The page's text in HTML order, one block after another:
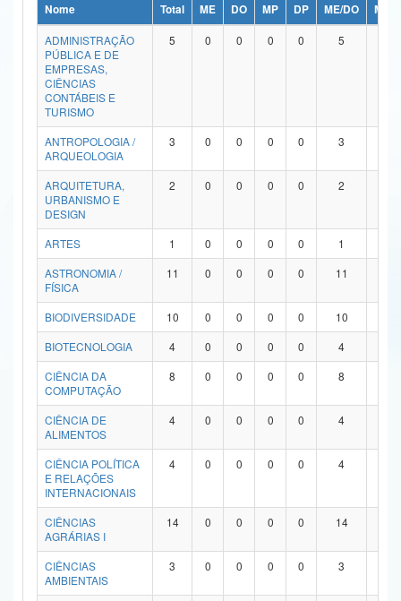
Ministério da Ciência, Tecnologia, Inovações e Comunicações
Ministério do Meio Ambiente
Ministério do Turismo
Ministério do Desenvolvimento Regional
Controladoria-Geral da União
Ministério da Mulher, da Família e dos Direitos Humanos
Secretaria de Governo
Advocacia-Geral da União
Banco Central do Brasil
Nome Total ME DO MP DP ME/DO
MP/
ADMINISTRAÇÃO
PÚBLICA E DE
EMPRESAS,
CIÊNCIAS
CONTÁBEIS E
TURISMO
5 0 0 0 0 5
ANTROPOLOGIA /
ARQUEOLOGIA
3 0 0 0 0 3
ARQUITETURA,
URBANISMO E
DESIGN
2 0 0 0 0 2
ARTES 1 0 0 0 0 1
ASTRONOMIA /
FÍSICA
11 0 0 0 0 11
BIODIVERSIDADE 10 0 0 0 0 10
BIOTECNOLOGIA
4 0 0 0 0 4
CIÊNCIA DA
COMPUTAÇÃO
8 0 0 0 0 8
CIÊNCIA DE
ALIMENTOS
4 0 0 0 0 4
CIÊNCIA POLÍTICA
E RELAÇÕES
INTERNACIONAIS
4 0 0 0 0 4
CIÊNCIAS
AGRÁRIAS I
14 0 0 0 0 14
CIÊNCIAS
AMBIENTAIS
3 0 0 0 0 3